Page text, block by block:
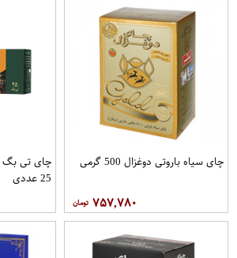
چای سیاه باروتی دوغزال 500 گرمی
۷۵۷,۷۸۰
چای تی
25 عددی